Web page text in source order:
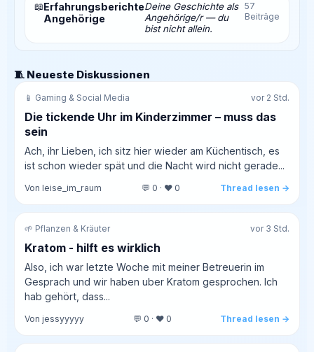
📖Erfahrungsberichte
Angehörige
Deine Geschichte als
Angehörige/r — du
bist nicht allein.
57
Beiträge
🧵 Neueste Diskussionen
📱 Gaming & Social Media vor 2 Std.
Die tickende Uhr im Kinderzimmer – muss das
sein
Ach, ihr Lieben, ich sitz hier wieder am Küchentisch, es
ist schon wieder spät und die Nacht wird nicht gerade...
Von leise_im_raum 💬 0 · ❤️ 0 Thread lesen →
🌱 Pflanzen & Kräuter vor 3 Std.
Kratom - hilft es wirklich
Also, ich war letzte Woche mit meiner Betreuerin im
Gesprach und wir haben uber Kratom gesprochen. Ich
hab gehört, dass...
Von jessyyyyy 💬 0 · ❤️ 0 Thread lesen →